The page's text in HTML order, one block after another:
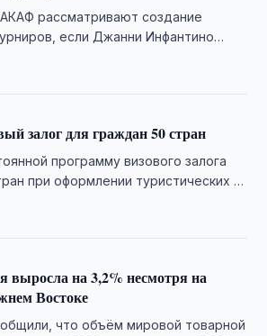
рассматривают создание
если Джанни Инфантино
залог для граждан 50 стран
программу визового залога
при оформлении туристических и
выросла на 3,2% несмотря на
Востоке
что объём мировой товарной